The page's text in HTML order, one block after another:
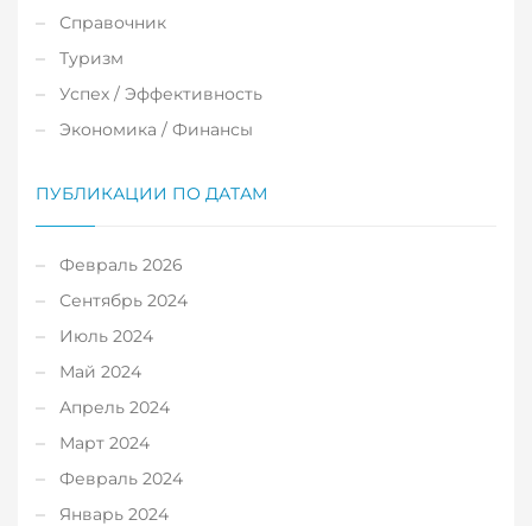
Справочник
Туризм
Успех / Эффективность
Экономика / Финансы
ПУБЛИКАЦИИ ПО ДАТАМ
Февраль 2026
Сентябрь 2024
Июль 2024
Май 2024
Апрель 2024
Март 2024
Февраль 2024
Январь 2024